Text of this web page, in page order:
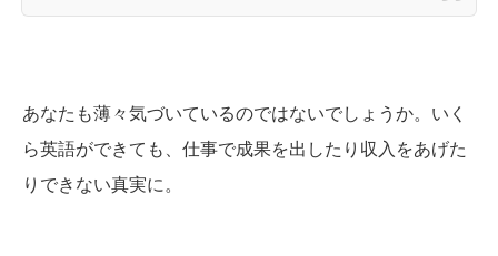
あなたも薄々気づいているのではないでしょうか。いく
ら英語ができても、仕事で成果を出したり収入をあげた
りできない真実に。